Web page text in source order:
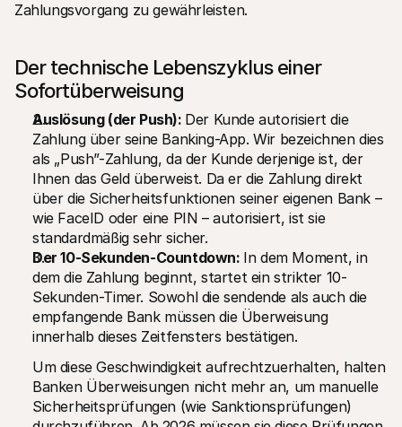
Zahlungsvorgang zu gewährleisten.
Der technische Lebenszyklus einer
Sofortüberweisung
Auslösung (der Push): Der Kunde autorisiert die
Zahlung über seine Banking-App. Wir bezeichnen dies
als „Push”-Zahlung, da der Kunde derjenige ist, der
Ihnen das Geld überweist. Da er die Zahlung direkt
über die Sicherheitsfunktionen seiner eigenen Bank –
wie FaceID oder eine PIN – autorisiert, ist sie
standardmäßig sehr sicher.
Der 10-Sekunden-Countdown: In dem Moment, in
dem die Zahlung beginnt, startet ein strikter 10-
Sekunden-Timer. Sowohl die sendende als auch die
empfangende Bank müssen die Überweisung
innerhalb dieses Zeitfensters bestätigen.
Um diese Geschwindigkeit aufrechtzuerhalten, halten
Banken Überweisungen nicht mehr an, um manuelle
Sicherheitsprüfungen (wie Sanktionsprüfungen)